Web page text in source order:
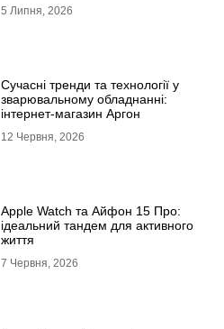
5 Липня, 2026
Сучасні тренди та технології у
зварювальному обладнанні:
інтернет-магазин Аргон
12 Червня, 2026
Apple Watch та Айфон 15 Про:
ідеальний тандем для активного
життя
7 Червня, 2026